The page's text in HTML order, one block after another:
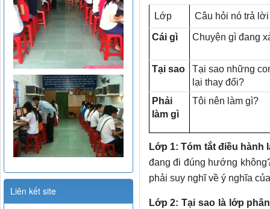
Lớp Câu hỏi nó trả lời
Cái gì Chuyện gì đang
Tại sao
Tại sao những
lại thay đổi?
Phải
làm gì
Tôi nên làm gì?
Lớp 1: Tóm tắt điều hành
đang đi đúng hướng
phải suy nghĩ về ý nghĩa
Lớp 2: Tại sao là lớp
Liên kết site